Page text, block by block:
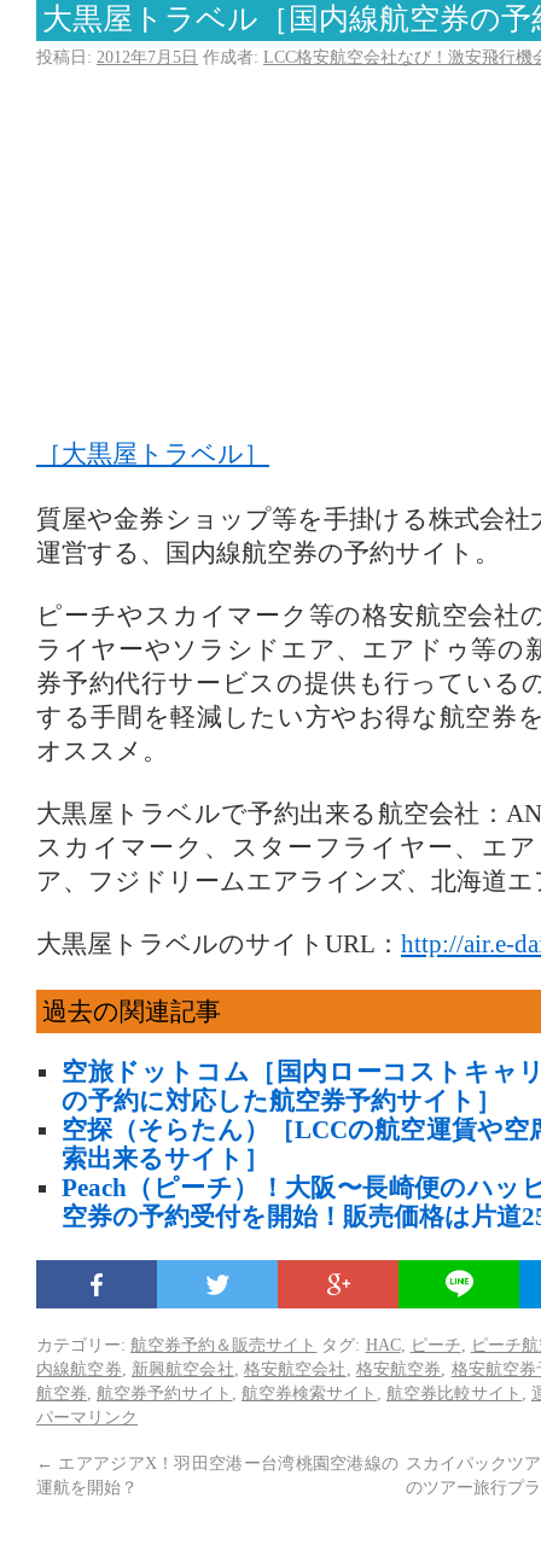
大黒屋トラベル［国内線航空券の
投稿日: 2012年7月5日 作成者: LCC格安航空会社なび！激安飛行機
［大黒屋トラベル］
質屋や金券ショップ等を手掛ける株式会社
運営する、国内線航空券の予約サイト。
ピーチやスカイマーク等の格安航空会社
ライヤーやソラシドエア、エアドゥ等の
券予約代行サービスの提供も行っている
する手間を軽減したい方やお得な航空券
オススメ。
大黒屋トラベルで予約出来る航空会社：
スカイマーク、スターフライヤー、エ
ア、フジドリームエアラインズ、北海道
大黒屋トラベルのサイトURL： http://air.e-
過去の関連記事
空旅ドットコム［国内ローコストキャ
の予約に対応した航空券予約サイト］
空探（そらたん）［LCCの航空運賃や空
索出来るサイト］
Peach（ピーチ）！大阪〜長崎便のハッ
空券の予約受付を開始！販売価格は片道
カテゴリー:航空券予約＆販売サイト タグ: HAC, ピーチ
ピーチ
内線航空券
新興航空会社 格安航空会社 格安航空券
格安航空
航空券 航空券予約サイト 航空券検索サイト 航空券比較サイト
パーマリンク
← エアアジアX！羽田空港ー台湾桃園空港線の
運航を開始？
スカイパックツ
のツアー旅行プ